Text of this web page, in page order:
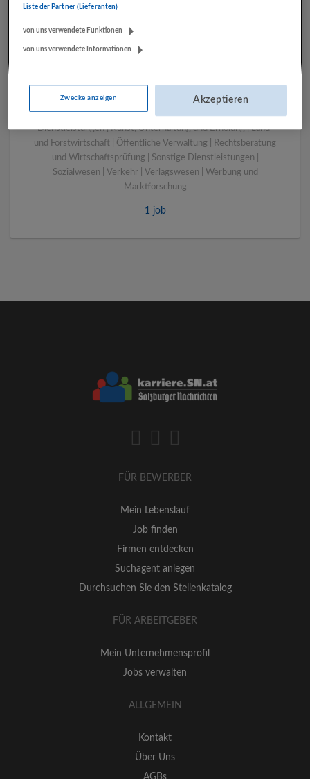
LUGSTEIN CONSULTING
Bau | Beherbergung und Gastronomie | Einzelhandel |
Energieversorgung | Finanz- und Versicherungsleistungen |
Gesundheitswesen | Herstellung von Waren | IT-
Dienstleistungen | Kunst, Unterhaltung und Erholung | Land-
und Forstwirtschaft | Öffentliche Verwaltung | Rechtsberatung
und Wirtschaftsprüfung | Sonstige Dienstleistungen |
Sozialwesen | Verkehr | Verlagswesen | Werbung und
Marktforschung
1 job
FÜR BEWERBER
Mein Lebenslauf
Job finden
Firmen entdecken
Suchagent anlegen
Durchsuchen Sie den Stellenkatalog
FÜR ARBEITGEBER
Mein Unternehmensprofil
Jobs verwalten
ALLGEMEIN
Kontakt
Über Uns
AGBs
Liste der Partner (Lieferanten)
von uns verwendete Funktionen
von uns verwendete Informationen
Zwecke anzeigen Akzeptieren